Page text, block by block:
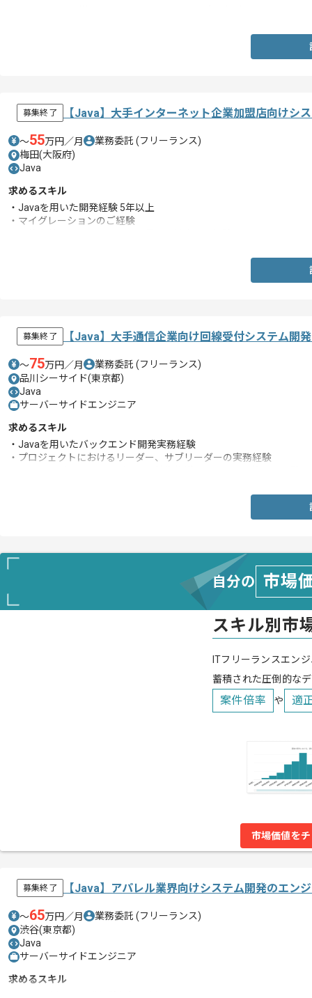
募集終了 【Java】大手インターネット企業加盟店向けシ
〜55万円／月 業務委託 (フリーランス)
梅田(大阪府)
Java
求めるスキル
・Javaを用いた開発経験 5年以上
・マイグレーションのご経験
募集終了 【Java】大手通信企業向け回線受付システム開
〜75万円／月 業務委託 (フリーランス)
品川シーサイド(東京都)
Java
サーバーサイドエンジニア
求めるスキル
・Javaを用いたバックエンド開発実務経験
・プロジェクトにおけるリーダー、サブリーダーの実務経験
自分の 市場
スキル別市
ITフリーランスエン
蓄積された圧倒的な
案件倍率 や 適
市場価値を
募集終了 【Java】アパレル業界向けシステム開発のエン
〜65万円／月 業務委託 (フリーランス)
渋谷(東京都)
Java
サーバーサイドエンジニア
求めるスキル